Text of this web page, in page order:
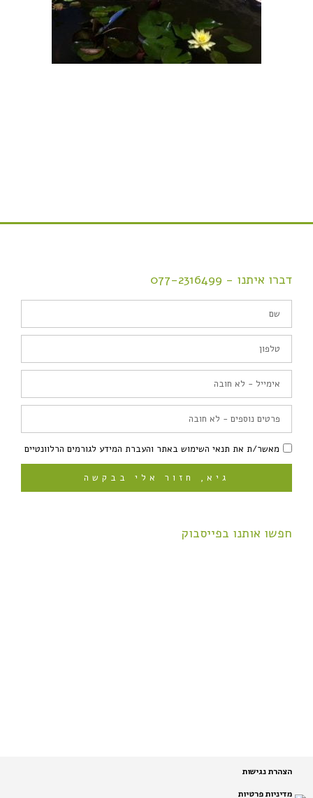
דברו איתנו - 077-2316499
מאשר/ת את תנאי השימוש באתר והעברת המידע לגורמים הרלוונטיים
גיא, חזור אלי בבקשה
חפשו אותנו בפייסבוק
הצהרת נגישות
מדיניות פרטיות